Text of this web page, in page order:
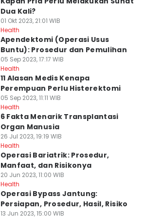
Dua Kali?
01 Okt 2023, 21:01 WIB
Health
Apendektomi (Operasi Usus
Buntu): Prosedur dan Pemulihan
05 Sep 2023, 17:17 WIB
Health
11 Alasan Medis Kenapa
Perempuan Perlu Histerektomi
05 Sep 2023, 11:11 WIB
Health
6 Fakta Menarik Transplantasi
Organ Manusia
26 Jul 2023, 19:19 WIB
Health
Operasi Bariatrik: Prosedur,
Manfaat, dan Risikonya
20 Jun 2023, 11:00 WIB
Health
Operasi Bypass Jantung:
Persiapan, Prosedur, Hasil, Risiko
13 Jun 2023, 15:00 WIB